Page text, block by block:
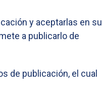
y aceptarlas en su
a publicarlo de
de publicación, el cual